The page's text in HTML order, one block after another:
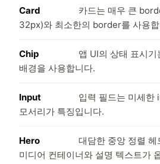
Card
카드는 매우 큰
32px)와 최소한의 border를 사용
Chip
앱 UI의 상태 표시
배경을 사용합니다.
Input
입력 필드는 미세
모서리가 특징입니다.
Hero
대담한 중앙 정렬
미디어 컨테이너와 설명 텍스트가